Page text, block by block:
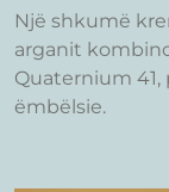
Një shkumë
arganit
Quaternium
ëmbëlsie.